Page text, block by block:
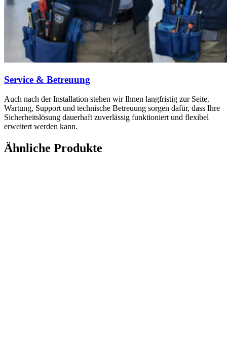
Service & Betreuung
Auch nach der Installation stehen wir Ihnen langfristig zur Seite.
Wartung, Support und technische Betreuung sorgen dafür, dass Ihre
Sicherheitslösung dauerhaft zuverlässig funktioniert und flexibel
erweitert werden kann.
Ähnliche Produkte